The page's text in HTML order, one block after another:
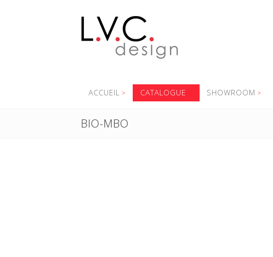
ACCUEIL CATALOGUE SHOWROOM
BIO-MBO